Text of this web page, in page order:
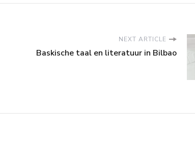
NEXT ARTICLE
Baskische taal en literatuur in Bilbao